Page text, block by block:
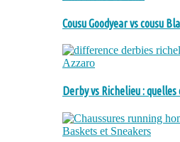
Cousu Goodyear vs cousu
Azzaro
Derby vs Richelieu :
Baskets et Sneakers